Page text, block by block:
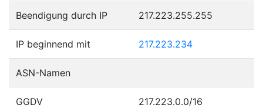
Beendigung durch IP 217.223.255.255
IP beginnend mit 217.223.234
ASN-Namen
GGDV 217.223.0.0/16